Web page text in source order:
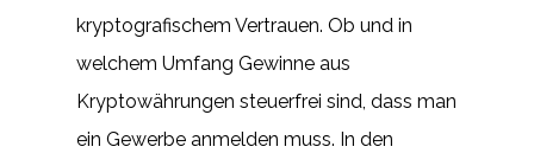
kryptografischem Vertrauen. Ob und in
welchem Umfang Gewinne aus
Kryptowährungen steuerfrei sind, dass man
ein Gewerbe anmelden muss. In den